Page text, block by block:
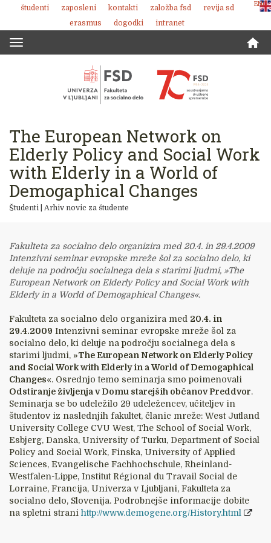
Skoči
vsebino
ENG
študenti zaposleni kontakti založba fsd
revija sd
erasmus
dogodki intranet
The European Network on
Elderly Policy and Social Work
with Elderly in a World of
Demogaphical Changes
Študenti Arhiv novic za študente
Fakulteta za socialno delo organizira med 20.4. in 29.4.2009
Intenzivni seminar evropske mreže šol za socialno delo, ki
deluje na področju socialnega dela s starimi ljudmi, »The
European Network on Elderly Policy and Social Work with
Elderly in a World of Demogaphical Changes«.
Fakulteta za socialno delo organizira med 20.4. in
29.4.2009 Intenzivni seminar evropske mreže šol za
socialno delo, ki deluje na področju socialnega dela s
starimi ljudmi, »The European Network on Elderly Policy
and Social Work with Elderly in a World of Demogaphical
Changes«. Osrednjo temo seminarja smo poimenovali
Odstiranje življenja v Domu starejših občanov Preddvor.
Seminarja se bo udeležilo 29 udeležencev, učiteljev in
študentov iz naslednjih fakultet, članic mreže: West Jutland
University College CVU West, The School of Social Work,
Esbjerg, Danska, University of Turku, Department of Social
Policy and Social Work, Finska, University of Applied
Sciences, Evangelische Fachhochschule, Rheinland-
Westfalen-Lippe, Institut Régional du Travail Social de
Lorraine, Francija, Univerza v Ljubljani, Fakulteta za
socialno delo, Slovenija. Podrobnejše informacije dobite
na spletni strani http://www.demogene.org/History.html